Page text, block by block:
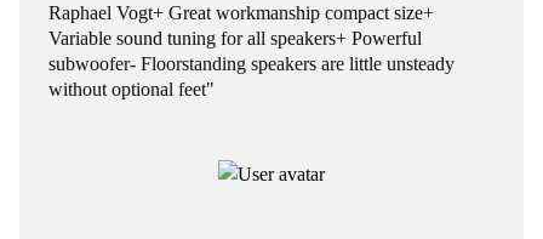
Raphael Vogt+ Great workmanship compact size+
Variable sound tuning for all speakers+ Powerful
subwoofer- Floorstanding speakers are little unsteady
without optional feet"